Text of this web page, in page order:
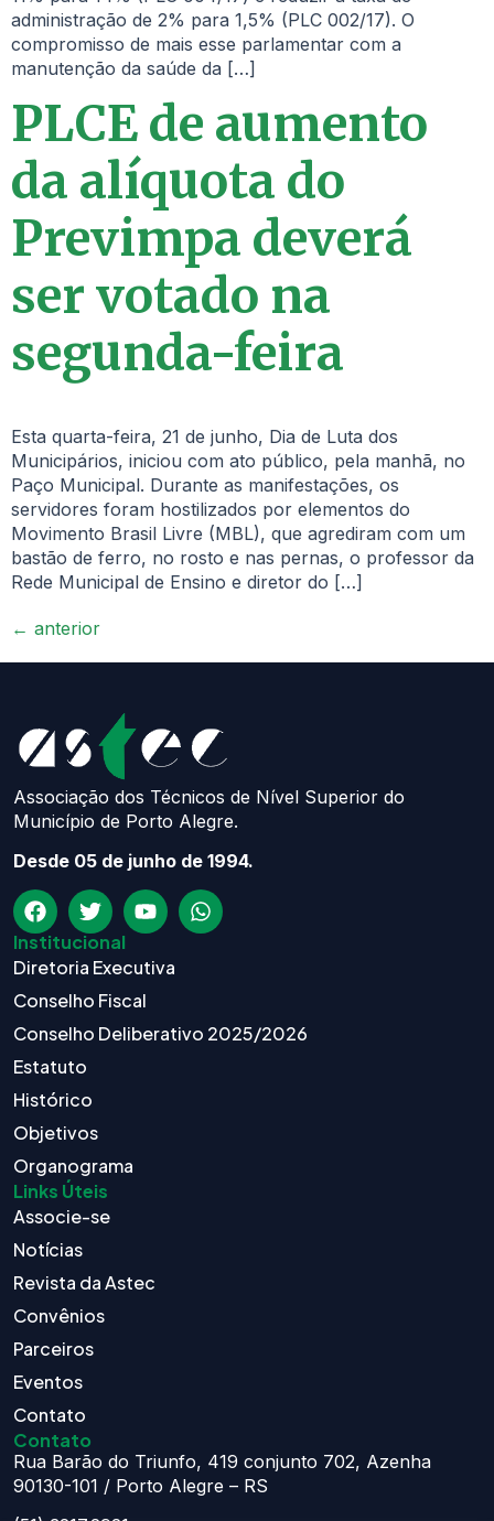
administração de 2% para 1,5% (PLC 002/17). O
compromisso de mais esse parlamentar com a
manutenção da saúde da […]
PLCE de aumento
da alíquota do
Previmpa deverá
ser votado na
segunda-feira
Esta quarta-feira, 21 de junho, Dia de Luta dos
Municipários, iniciou com ato público, pela manhã, no
Paço Municipal. Durante as manifestações, os
servidores foram hostilizados por elementos do
Movimento Brasil Livre (MBL), que agrediram com um
bastão de ferro, no rosto e nas pernas, o professor da
Rede Municipal de Ensino e diretor do […]
← anterior
Associação dos Técnicos de Nível Superior do
Município de Porto Alegre.
Desde 05 de junho de 1994.
Institucional
Diretoria Executiva
Conselho Fiscal
Conselho Deliberativo 2025/2026
Estatuto
Histórico
Objetivos
Organograma
Links Úteis
Associe-se
Notícias
Revista da Astec
Convênios
Parceiros
Eventos
Contato
Contato
Rua Barão do Triunfo, 419 conjunto 702, Azenha
90130-101 / Porto Alegre – RS